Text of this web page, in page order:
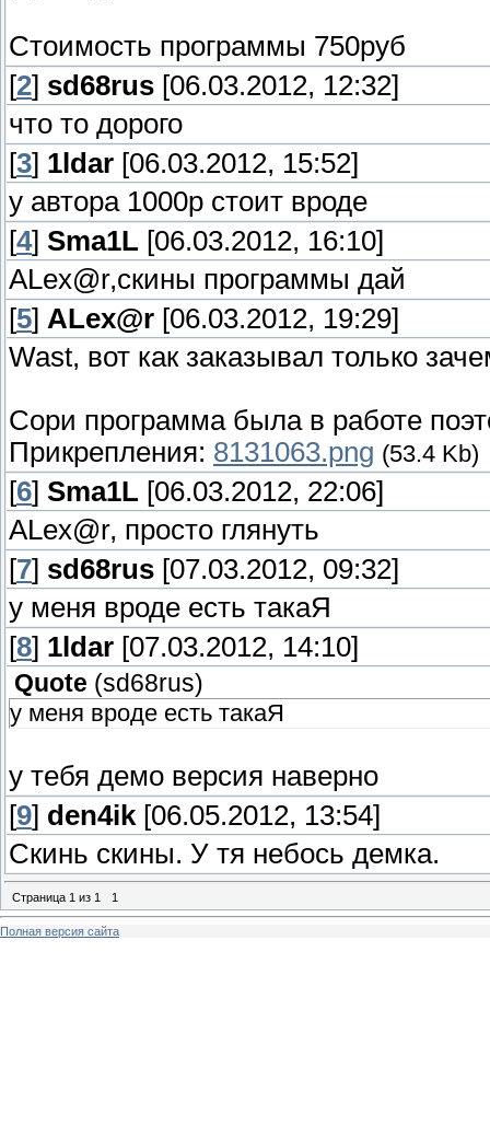
Стоимость программы 750руб
[2] sd68rus [06.03.2012, 12:32]
что то дорого
[3] 1ldar [06.03.2012, 15:52]
у автора 1000р стоит вроде
[4] Sma1L [06.03.2012, 16:10]
ALex@r,скины программы дай
[5] ALex@r [06.03.2012, 19:29]
Wast, вот как заказывал только
Сори программа была в работе
Прикрепления: 8131063.png (53.4 Kb)
[6] Sma1L [06.03.2012, 22:06]
ALex@r, просто глянуть
[7] sd68rus [07.03.2012, 09:32]
у меня вроде есть такаЯ
[8] 1ldar [07.03.2012, 14:10]
Quote (sd68rus)
у меня вроде есть такаЯ
у тебя демо версия наверно
[9] den4ik [06.05.2012, 13:54]
Скинь скины. У тя небось демка.
Страница 1 из 1 1
Полная версия сайта